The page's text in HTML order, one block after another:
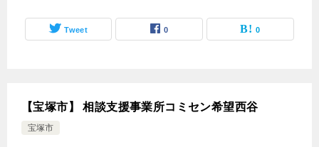
Tweet 0 0
【宝塚市】 相談支援事業所コミセン希望西谷
宝塚市